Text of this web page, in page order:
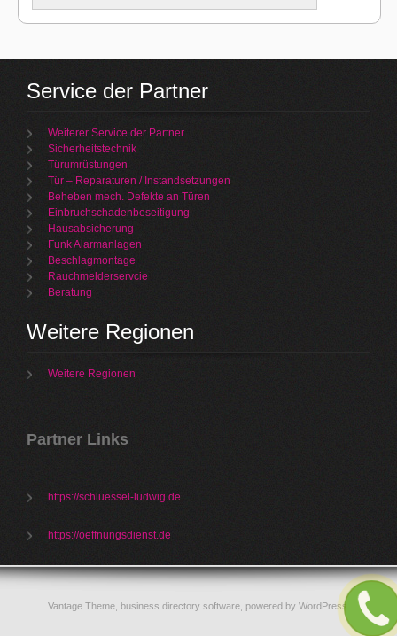
Service der Partner
Weiterer Service der Partner
Sicherheitstechnik
Türumrüstungen
Tür – Reparaturen / Instandsetzungen
Beheben mech. Defekte an Türen
Einbruchschadenbeseitigung
Hausabsicherung
Funk Alarmanlagen
Beschlagmontage
Rauchmelderservcie
Beratung
Weitere Regionen
Weitere Regionen
Partner Links
https://schluessel-ludwig.de
https://oeffnungsdienst.de
Vantage Theme, business directory software, powered by WordPress